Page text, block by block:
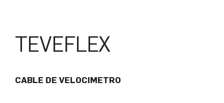
TEVEFLEX
CABLE DE VELOCIMETRO